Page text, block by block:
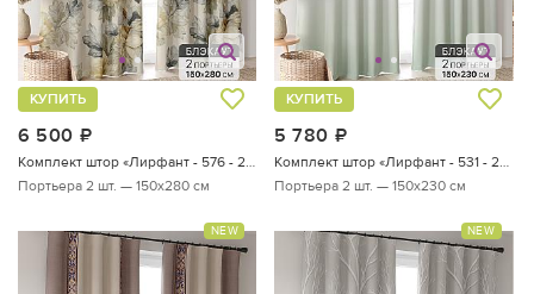
6 500
КУПИТЬ
Комплект штор «Лирфант - 576 - 280 см»
Портьера 2 шт. — 150х280 см
5 780
КУПИТЬ
Комплект штор «Лирфант - 531 - 230 см»
Портьера 2 шт. — 150х230 см
NEW NEW